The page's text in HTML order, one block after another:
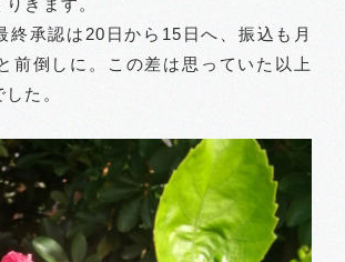
きます。
終承認は20日から15日へ、振込も月
前倒しに。この差は思っていた以上
た。